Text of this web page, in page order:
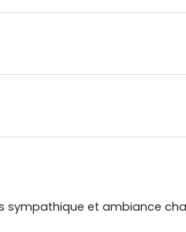
sympathique et ambiance